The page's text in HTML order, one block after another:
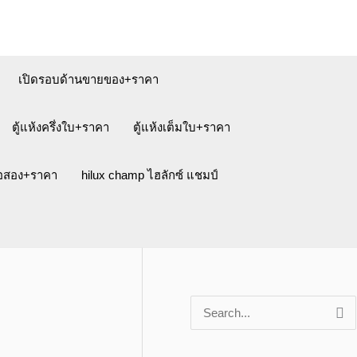
เปิดรอบด้านขายของ+ราคา
ตู้แห้งครึ่งใบ+ราคา ตู้แห้งเต็มใบ+ราคา
อง+ราคา hilux champ ไฮลักซ์ แชมป์